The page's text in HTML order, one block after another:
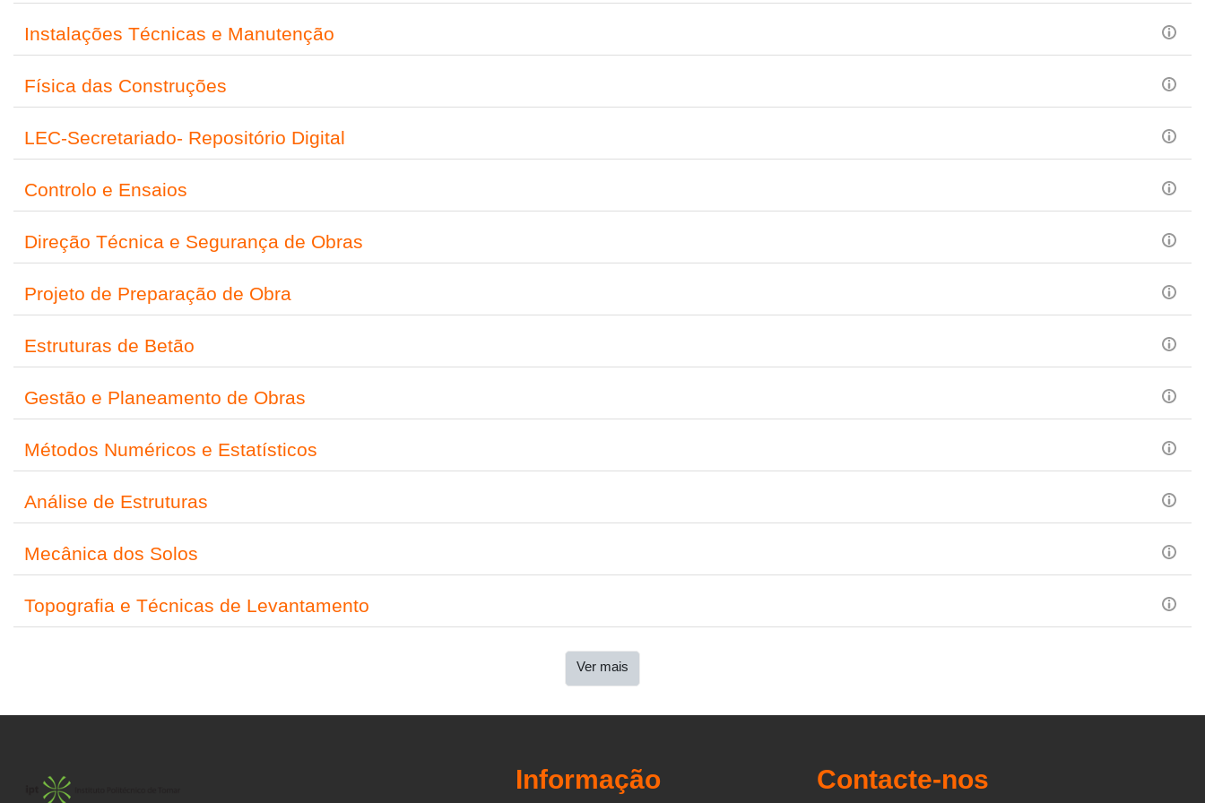
Instalações Técnicas e Manutenção
Física das Construções
LEC-Secretariado- Repositório Digital
Controlo e Ensaios
Direção Técnica e Segurança de Obras
Projeto de Preparação de Obra
Estruturas de Betão
Gestão e Planeamento de Obras
Métodos Numéricos e Estatísticos
Análise de Estruturas
Mecânica dos Solos
Topografia e Técnicas de Levantamento
Ver mais
Informação Contacte-nos